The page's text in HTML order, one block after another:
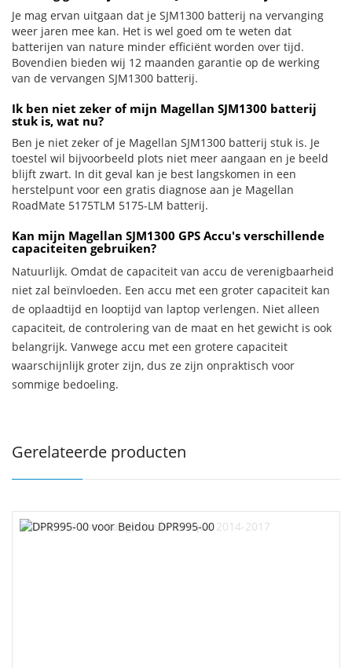
Je mag ervan uitgaan dat je SJM1300 batterij na vervanging
weer jaren mee kan. Het is wel goed om te weten dat
batterijen van nature minder efficiënt worden over tijd.
Bovendien bieden wij 12 maanden garantie op de werking
van de vervangen SJM1300 batterij.
Ik ben niet zeker of mijn Magellan SJM1300 batterij
stuk is, wat nu?
Ben je niet zeker of je Magellan SJM1300 batterij stuk is. Je
toestel wil bijvoorbeeld plots niet meer aangaan en je beeld
blijft zwart. In dit geval kan je best langskomen in een
herstelpunt voor een gratis diagnose aan je Magellan
RoadMate 5175TLM 5175-LM batterij.
Kan mijn Magellan SJM1300 GPS Accu's verschillende
capaciteiten gebruiken?
Natuurlijk. Omdat de capaciteit van accu de verenigbaarheid
niet zal beïnvloeden. Een accu met een groter capaciteit kan
de oplaadtijd en looptijd van laptop verlengen. Niet alleen
capaciteit, de controlering van de maat en het gewicht is ook
belangrijk. Vanwege accu met een grotere capaciteit
waarschijnlijk groter zijn, dus ze zijn onpraktisch voor
sommige bedoeling.
Gerelateerde producten